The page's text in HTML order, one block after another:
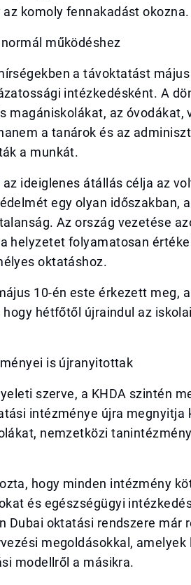
komoly fennakadást okozna.
működéshez
a távoktatást
intézkedésként. A
magániskolákat, az óvodákat,
a tanárok és az
a munkát.
ideiglenes átállás célja az
egy olyan időszakban,
Az ország vezetése
helyzetet folyamatosan
oktatáshoz.
10-én este érkezett meg,
hétfőtől újraindul az
is újranyitottak
szerve, a KHDA szintén
intézménye újra megnyitja
nemzetközi
hogy minden intézmény
és egészségügyi
Dubai oktatási rendszere már
megoldásokkal,
modellről a másikra.